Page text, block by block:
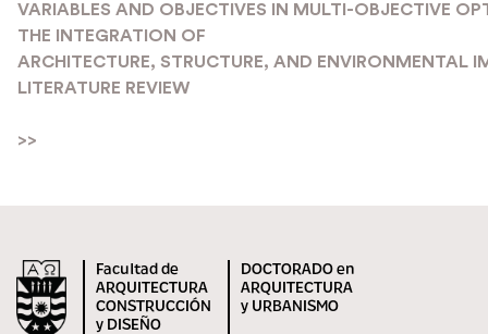
VARIABLES AND OBJECTIVES IN MULTI-OBJECTIVE
THE INTEGRATION OF
ARCHITECTURE, STRUCTURE, AND ENVIRONMENTAL
LITERATURE REVIEW
>>
Facultad de
ARQUITECTURA
CONSTRUCCIÓN
y DISEÑO
DOCTORADO en
ARQUITECTURA
y URBANISMO